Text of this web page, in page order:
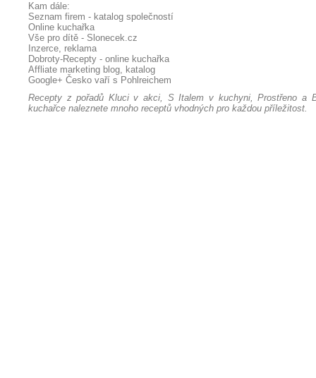
Kam dále:
Seznam firem - katalog společností
Online kuchařka
Vše pro dítě - Slonecek.cz
Inzerce, reklama
Dobroty-Recepty - online kuchařka
Affliate marketing blog, katalog
Google+ Česko vaří s Pohlreichem
Recepty z pořadů Kluci v akci, S Italem v kuchyni, Prostřeno a
kuchařce naleznete mnoho receptů vhodných pro každou příležitost.